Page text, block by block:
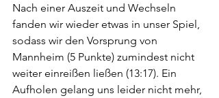
Nach einer Auszeit und Wechseln
fanden wir wieder etwas in unser Spiel,
sodass wir den Vorsprung von
Mannheim (5 Punkte) zumindest nicht
weiter einreißen ließen (13:17). Ein
Aufholen gelang uns leider nicht mehr,